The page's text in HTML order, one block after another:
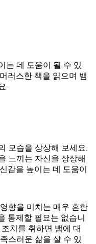
는 데 도움이 될 수 있
러스한 책을 읽으며 뱀
.
모습을 상상해 보세요.
느끼는 자신을 상상해
감을 높이는 데 도움이
향을 미치는 매우 흔한
통제할 필요는 없습니
치를 취하면 뱀에 대
스러운 삶을 살 수 있